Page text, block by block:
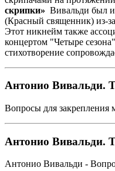
скрипки» Вивальди был
(Красный священник) из-
Этот никнейм также
концертом "Четыре
стихотворение
Антонио Вивальди.
Вопросы для закрепления
Антонио Вивальди.
Антонио Вивальди -